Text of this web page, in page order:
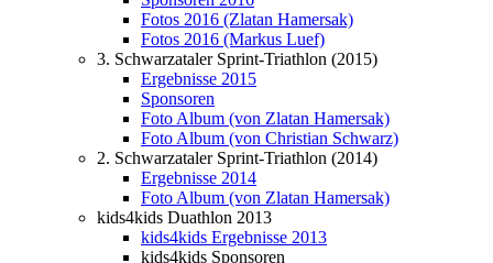
Fotos 2016 (Zlatan Hamersak)
Fotos 2016 (Markus Luef)
3. Schwarzataler Sprint-Triathlon (2015)
Ergebnisse 2015
Sponsoren
Foto Album (von Zlatan Hamersak)
Foto Album (von Christian Schwarz)
2. Schwarzataler Sprint-Triathlon (2014)
Ergebnisse 2014
Foto Album (von Zlatan Hamersak)
kids4kids Duathlon 2013
kids4kids Ergebnisse 2013
kids4kids Sponsoren